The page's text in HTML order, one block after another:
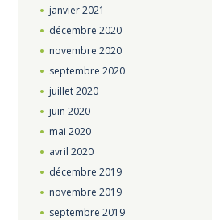
janvier2021
décembre 2020
novembre 2020
septembre 2020
juillet2020
juin 2020
mai 2020
avril 2020
décembre 2019
novembre 2019
septembre 2019